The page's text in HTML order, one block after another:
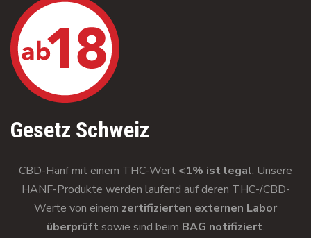
Gesetz Schweiz
CBD-Hanf mit einem THC-Wert <1% ist legal. Unsere
HANF-Produkte werden laufend auf deren THC-/CBD-
Werte von einem zertifizierten externen Labor
überprüft sowie sind beim BAG notifiziert.